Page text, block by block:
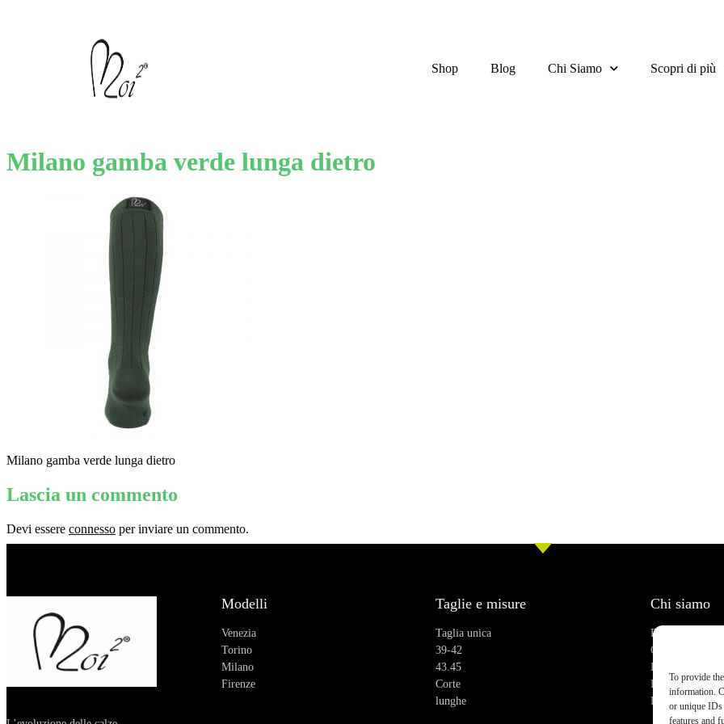
To provide
information.
or unique IDs
features and
Shop Blog Chi Siamo Scopri di più
Milano gamba verde lunga dietro
Milano gamba verde lunga dietro
Lascia un commento
Devi essere connesso per inviare un commento.
Modelli
Venezia
Torino
Milano
Firenze
Taglie e misure
Taglia unica
39-42
43.45
Corte
lunghe
Chi siamo
Recensioni
Chi siamo
Blog
Praticità
FAQ